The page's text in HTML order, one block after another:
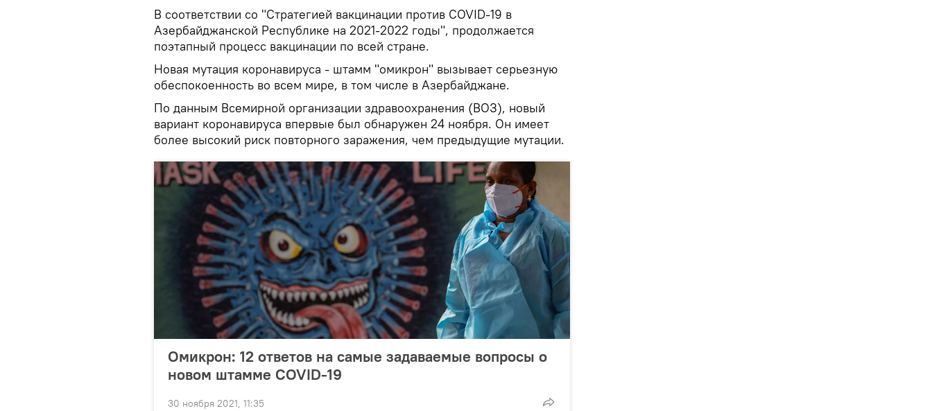
В соответствии со "Стратегией вакцинации против COVID-19 в
Азербайджанской Республике на 2021-2022 годы", продолжается
поэтапный процесс вакцинации по всей стране.
Новая мутация коронавируса - штамм "омикрон" вызывает серьезную
обеспокоенность во всем мире, в том числе в Азербайджане.
По данным Всемирной организации здравоохранения (ВОЗ), новый
вариант коронавируса впервые был обнаружен 24 ноября. Он имеет
более высокий риск повторного заражения, чем предыдущие мутации.
Омикрон: 12 ответов на самые задаваемые вопросы о
новом штамме COVID-19
30 ноября 2021, 11:35